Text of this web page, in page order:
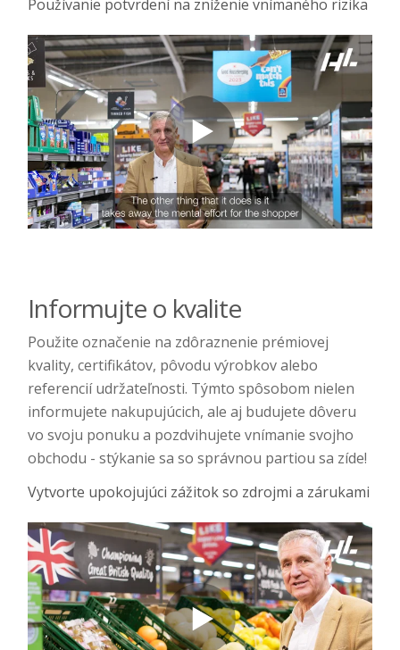
Používanie potvrdení na zníženie vnímaného rizika
Informujte o kvalite
Použite označenie na zdôraznenie prémiovej
kvality, certifikátov, pôvodu výrobkov alebo
referencií udržateľnosti. Týmto spôsobom nielen
informujete nakupujúcich, ale aj budujete dôveru
vo svoju ponuku a pozdvihujete vnímanie svojho
obchodu - stýkanie sa so správnou partiou sa zíde!
Vytvorte upokojujúci zážitok so zdrojmi a zárukami